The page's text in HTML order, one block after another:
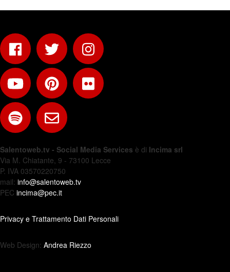
Salentoweb.tv - Social Media Services è di Incima srl
Via M. Chiatante, 9 - 73100 Lecce
P. IVA 03570220750
mail: info@salentoweb.tv
PEC incima@pec.it
Privacy e Trattamento Dati Personali
Web Design: Andrea Riezzo